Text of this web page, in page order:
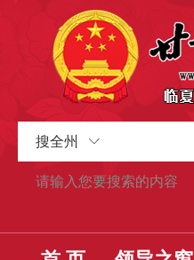
搜全州